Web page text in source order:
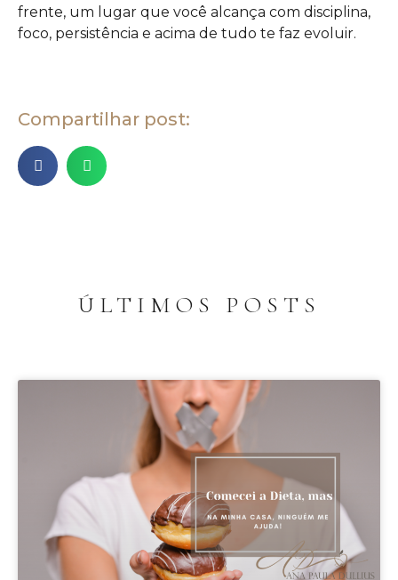
frente, um lugar que você alcança com disciplina,
foco, persistência e acima de tudo te faz evoluir.
Compartilhar post:
ÚLTIMOS POSTS